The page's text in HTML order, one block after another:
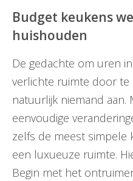
Budget keukens
huishouden
De gedachte om uren
verlichte ruimte door
natuurlijk niemand aan.
eenvoudige
zelfs de meest
een luxueuze ruimte.
Begin met het